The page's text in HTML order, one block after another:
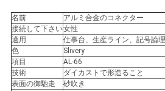
引
金
を
名前
アルミ合金のコネクター
接続して下さい女性
適用
仕事台、生産ライン、記号論
色
Slivery
項目
AL-66
技術
ダイカストで形造ること
表面の御馳走
砂吹き